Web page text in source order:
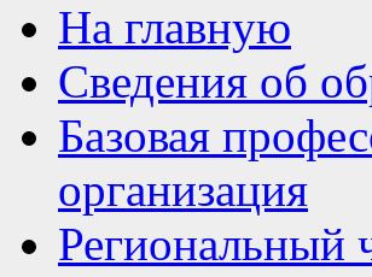
На главную
Сведения об
Базовая
организация
Региональный